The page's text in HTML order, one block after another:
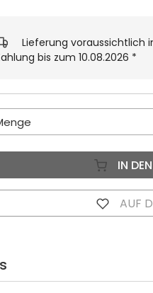
Lieferung voraussichtlich
bis zum 10.08.2026 *
IN
AUF